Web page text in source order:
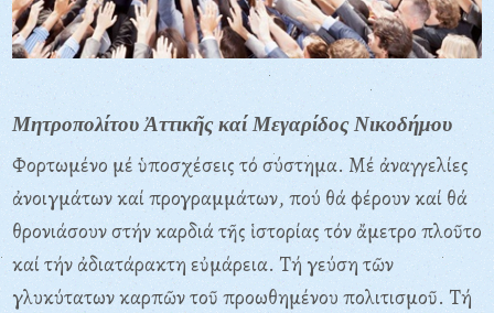
Μητροπολίτου Ἀττικῆς καί Μεγαρίδος Νικοδήμου
Φορτωμένο μέ ὑποσχέσεις τό σύστημα. Mέ ἀναγγελίες
ἀνοιγμάτων καί προγραμμάτων, πού θά φέρουν καί θά
θρονιάσουν στήν καρδιά τῆς ἱστορίας τόν ἄμετρο πλοῦτο
καί τήν ἀδιατάρακτη εὐμάρεια. Tή γεύση τῶν
γλυκύτατων καρπῶν τοῦ προωθημένου πολιτισμοῦ. Tή